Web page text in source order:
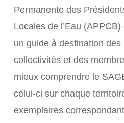
Permanente des
Locales de l’Eau
un guide à destination
collectivités et des
mieux comprendre le
celui-ci sur chaque
exemplaires